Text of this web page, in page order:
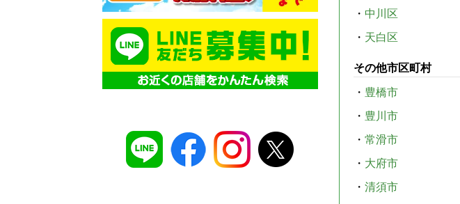
・ 中川区
・ 天白区
その他市区町村
・ 豊橋市
・ 豊川市
・ 常滑市
・ 大府市
・ 清須市